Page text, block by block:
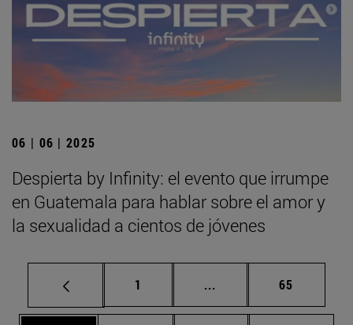
06 | 06 | 2025
Despierta by Infinity: el evento que irrumpe
en Guatemala para hablar sobre el amor y
la sexualidad a cientos de jóvenes
Página
1 ... Páginas intermedias
Página
65